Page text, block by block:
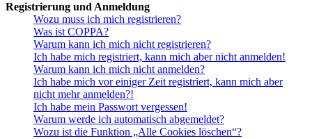
Registrierung und Anmeldung
Wozu muss ich mich registrieren?
Was ist COPPA?
Warum kann ich mich nicht registrieren?
Ich habe mich registriert, kann mich aber nicht anmelden!
Warum kann ich mich nicht anmelden?
Ich habe mich vor einiger Zeit registriert, kann mich aber
nicht mehr anmelden?!
Ich habe mein Passwort vergessen!
Warum werde ich automatisch abgemeldet?
Wozu ist die Funktion „Alle Cookies löschen“?